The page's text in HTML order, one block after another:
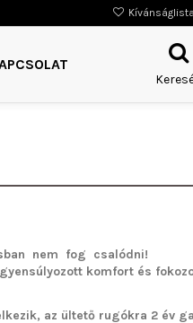
nem fog csalódni!
komfort és
az ültető rugókra 2 év